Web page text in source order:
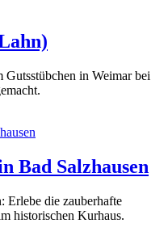
in Weimar bei
Bad Salzhausen
Erlebe die zauberhafte
historischen Kurhaus.